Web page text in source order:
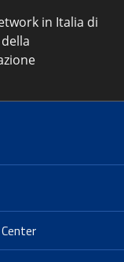
in Italia di